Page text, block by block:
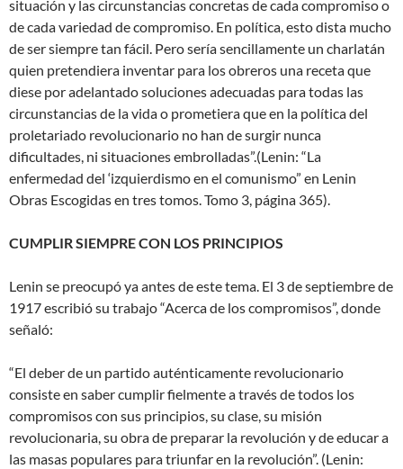
situación y las circunstancias concretas de cada compromiso o
de cada variedad de compromiso. En política, esto dista mucho
de ser siempre tan fácil. Pero sería sencillamente un charlatán
quien pretendiera inventar para los obreros una receta que
diese por adelantado soluciones adecuadas para todas las
circunstancias de la vida o prometiera que en la política del
proletariado revolucionario no han de surgir nunca
dificultades, ni situaciones embrolladas”.(Lenin: “La
enfermedad del ‘izquierdismo en el comunismo” en Lenin
Obras Escogidas en tres tomos. Tomo 3, página 365).
CUMPLIR SIEMPRE CON LOS PRINCIPIOS
Lenin se preocupó ya antes de este tema. El 3 de septiembre de
1917 escribió su trabajo “Acerca de los compromisos”, donde
señaló:
“El deber de un partido auténticamente revolucionario
consiste en saber cumplir fielmente a través de todos los
compromisos con sus principios, su clase, su misión
revolucionaria, su obra de preparar la revolución y de educar a
las masas populares para triunfar en la revolución”. (Lenin: